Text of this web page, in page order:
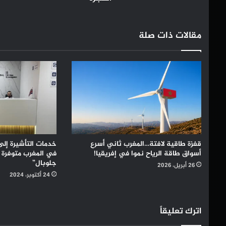
مقالات ذات صلة
قفزة طاقية لافتة…المغرب ثاني أسرع
أسواق طاقة الرياح نموا في إفريقيا!
26 أبريل، 2026
خدمات التأشيرة
في المغرب
جلوبال”
24 أكتوبر، 2024
اترك تعليقاً